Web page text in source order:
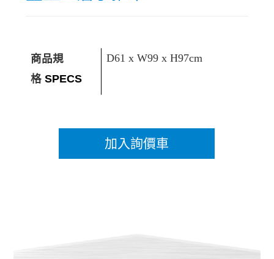
商品規
格 SPECS
D61 x W99 x H97cm
加入詢價車